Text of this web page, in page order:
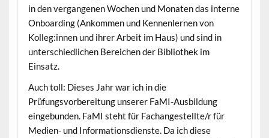
in den vergangenen Wochen und Monaten das interne
Onboarding (Ankommen und Kennenlernen von
Kolleg:innen und ihrer Arbeit im Haus) und sind in
unterschiedlichen Bereichen der Bibliothek im
Einsatz.
Auch toll: Dieses Jahr war ich in die
Prüfungsvorbereitung unserer FaMI-Ausbildung
eingebunden. FaMI steht für Fachangestellte/r für
Medien- und Informationsdienste. Da ich diese